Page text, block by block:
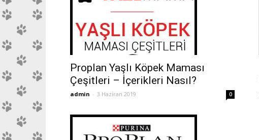
Proplan Yaşlı Köpek Maması
Çeşitleri – İçerikleri Nasıl?
admin - 3 Haziran 2019 0